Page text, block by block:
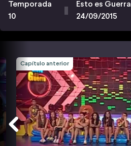
Temporada
10
Esto es
24/09/2015
Capítulo anterior